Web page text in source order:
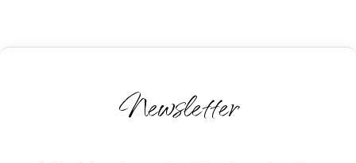
Newsletter